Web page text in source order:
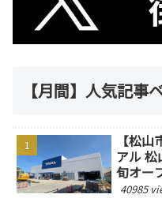
【月間】人気記事
【松
アル
旬オー
40985